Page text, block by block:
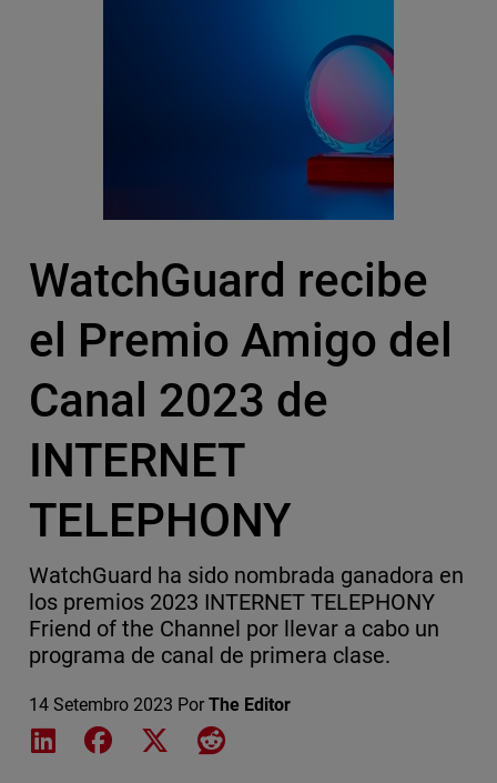
WatchGuard recibe
el Premio Amigo del
Canal 2023 de
INTERNET
TELEPHONY
WatchGuard ha sido nombrada ganadora en
los premios 2023 INTERNET TELEPHONY
Friend of the Channel por llevar a cabo un
programa de canal de primera clase.
14 Setembro 2023 Por The Editor
Share on LinkedIn
Share on Facebook
Share on XShare on Reddit